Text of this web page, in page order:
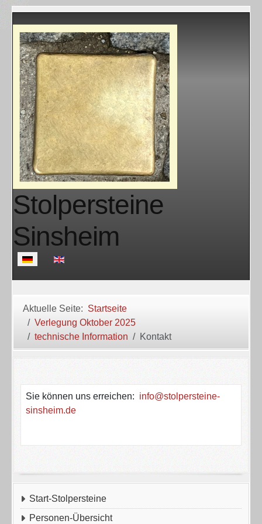
Stolpersteine
Sinsheim
Sprache auswählen
Aktuelle Seite: Startseite
Verlegung Oktober 2025
technische Information
Kontakt
Start-Stolpersteine
Personen-Übersicht
Sie können uns erreichen: info@stolpersteine-
sinsheim.de